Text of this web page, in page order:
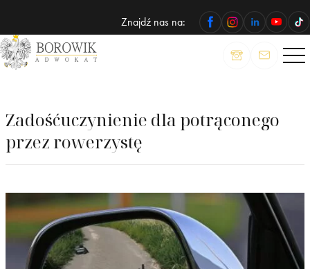
Znajdź nas na:
ADWOKAT
Wojciech
Zadośćuczynienie dla potrąconego
przez rowerzystę